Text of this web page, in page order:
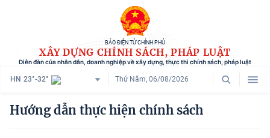
BÁO ĐIỆN TỬ CHÍNH PHỦ
XÂY DỰNG CHÍNH SÁCH, PHÁP LUẬT
Diễn đàn của nhân dân, doanh nghiệp về xây dựng, thực thi chính sách, pháp luật
HN 23°-32° Thứ Năm, 06/08/2026
Danh mục
Hướng dẫn thực hiện chính sách